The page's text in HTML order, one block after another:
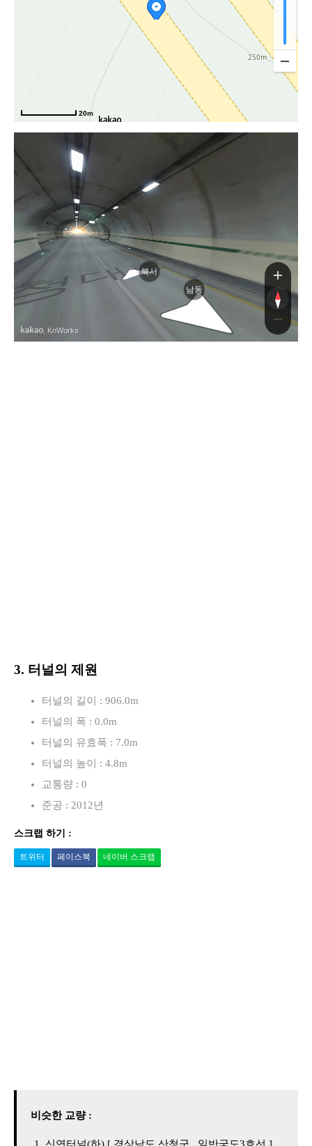
20m
북서
남동
, KnWorks
3. 터널의 제원
터널의 길이 : 906.0m
터널의 폭 : 0.0m
터널의 유효폭 : 7.0m
터널의 높이 : 4.8m
교통량 : 0
준공 : 2012년
스크랩 하기 :
트위터 페이스북 네이버 스크랩
비슷한 교량 :